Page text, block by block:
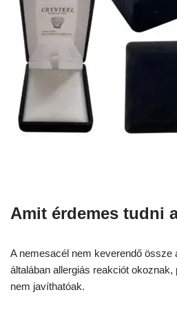
Amit érdemes tudni
A nemesacél nem keverendő össze
általában allergiás reakciót
nem javíthatóak.